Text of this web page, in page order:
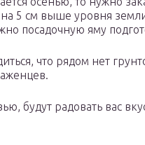
5 см выше уровня
посадочную яму
что рядом нет
будут радовать вас